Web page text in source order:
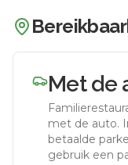
Met de
met de auto.
betaalde
gebruik een